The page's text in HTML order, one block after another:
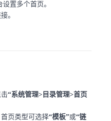
置多个首页。
。
“系统管理>目录管理>首页
首页类型可选择“模板”或“链